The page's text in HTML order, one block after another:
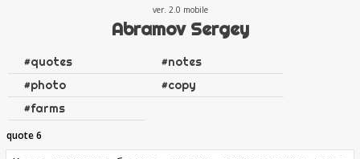
ver. 2.0
Abramov Sergey
#quotes #notes
#photo #copy
#farms
quote 6